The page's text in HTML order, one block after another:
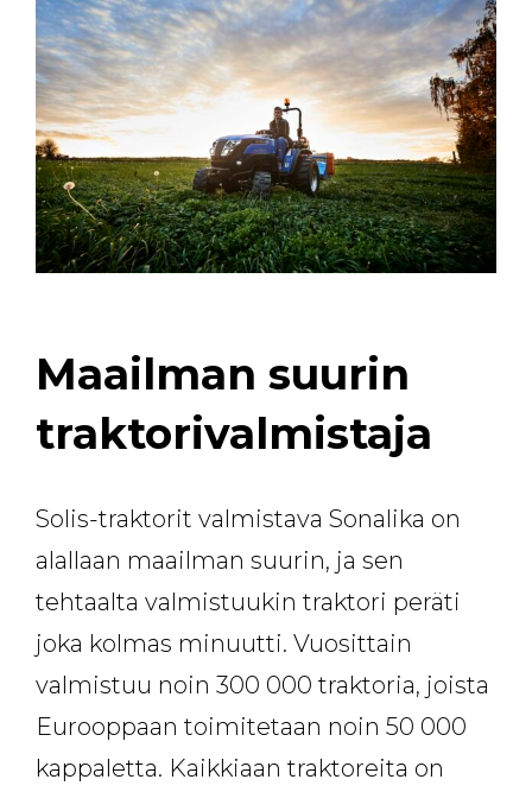
Maailman suurin
traktorivalmistaja
Solis-traktorit valmistava Sonalika on
alallaan maailman suurin, ja sen
tehtaalta valmistuukin traktori peräti
joka kolmas minuutti. Vuosittain
valmistuu noin 300 000 traktoria, joista
Eurooppaan toimitetaan noin 50 000
kappaletta. Kaikkiaan traktoreita on